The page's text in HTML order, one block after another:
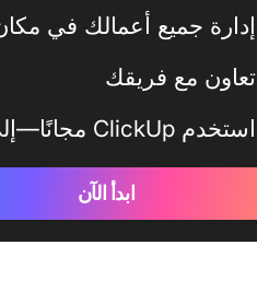
إدارة جميع أعمالك في
تعاون مع فريقك
استخدم ClickUp مجانًا—إلى الأبد
ابدأ الآن